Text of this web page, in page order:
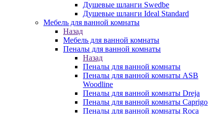
Душевые шланги Swedbe
Душевые шланги Ideal Standard
Мебель для ванной комнаты
Назад
Мебель для ванной комнаты
Пеналы для ванной комнаты
Назад
Пеналы для ванной комнаты
Пеналы для ванной комнаты ASB
Woodline
Пеналы для ванной комнаты Dreja
Пеналы для ванной комнаты Caprigo
Пеналы для ванной комнаты Roca